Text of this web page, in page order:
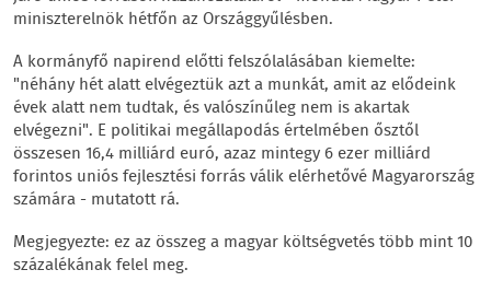
miniszterelnök hétfőn az Országgyűlésben.
A kormányfő napirend előtti felszólalásában kiemelte:
"néhány hét alatt elvégeztük azt a munkát, amit az elődeink
évek alatt nem tudtak, és valószínűleg nem is akartak
elvégezni". E politikai megállapodás értelmében ősztől
összesen 16,4 milliárd euró, azaz mintegy 6 ezer milliárd
forintos uniós fejlesztési forrás válik elérhetővé Magyarország
számára - mutatott rá.
Megjegyezte: ez az összeg a magyar költségvetés több mint 10
százalékának felel meg.